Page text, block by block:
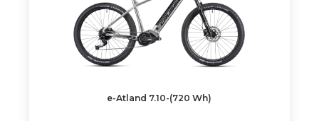
e-Atland 7.10-(720 Wh)